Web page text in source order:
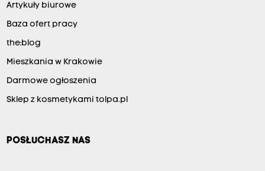
Artykuły biurowe
Baza ofert pracy
the:blog
Mieszkania w Krakowie
Darmowe ogłoszenia
Sklep z kosmetykami tolpa.pl
POSŁUCHASZ NAS